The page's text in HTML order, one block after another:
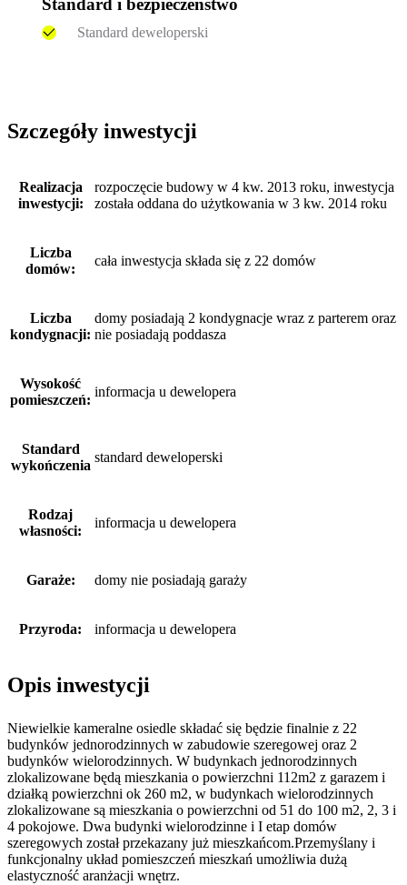
Standard i bezpieczeństwo
Standard deweloperski
Szczegóły inwestycji
Realizacja
inwestycji:
rozpoczęcie budowy w 4 kw. 2013 roku, inwestycja
została oddana do użytkowania w 3 kw. 2014 roku
Liczba
domów:
cała inwestycja składa się z 22 domów
Liczba
kondygnacji:
domy posiadają 2 kondygnacje wraz z parterem oraz
nie posiadają poddasza
Wysokość
pomieszczeń:
informacja u dewelopera
Standard
wykończenia
standard deweloperski
Rodzaj
własności:
informacja u dewelopera
Garaże: domy nie posiadają garaży
Przyroda: informacja u dewelopera
Opis inwestycji
Niewielkie kameralne osiedle składać się będzie finalnie z 22
budynków jednorodzinnych w zabudowie szeregowej oraz 2
budynków wielorodzinnych. W budynkach jednorodzinnych
zlokalizowane będą mieszkania o powierzchni 112m2 z garazem i
działką powierzchni ok 260 m2, w budynkach wielorodzinnych
zlokalizowane są mieszkania o powierzchni od 51 do 100 m2, 2, 3 i
4 pokojowe. Dwa budynki wielorodzinne i I etap domów
szeregowych został przekazany już mieszkańcom.Przemyślany i
funkcjonalny układ pomieszczeń mieszkań umożliwia dużą
elastyczność aranżacji wnętrz.